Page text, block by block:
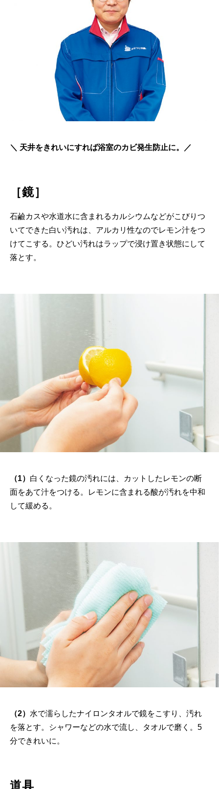
＼ 天井をきれいにすれば浴室のカビ発生防止に。／
［鏡］
石鹼カスや水道水に含まれるカルシウムなどがこびりつ
いてできた白い汚れは、アルカリ性なのでレモン汁をつ
けてこする。ひどい汚れはラップで浸け置き状態にして
落とす。
（1） 白くなった鏡の汚れには、カットしたレモンの断
面をあて汁をつける。レモンに含まれる酸が汚れを中和
して緩める。
（2） 水で濡らしたナイロンタオルで鏡をこすり、汚れ
を落とす。シャワーなどの水で流し、タオルで磨く。5
分できれいに。
道具